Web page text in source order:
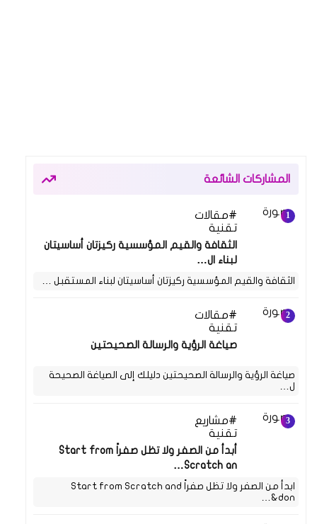
المشاركات الشائعة
مقالات
تقنية
الثقافة والقيم المؤسسية ركيزتان أساسيتان
لبناء ال…
الثقافة والقيم المؤسسية ركيزتان أساسيتان لبناء المستقبل …
مقالات
تقنية
صياغة الرؤية والرسالة الصحيحتين
صياغة الرؤية والرسالة الصحيحتين دليلك إلى الصياغة الصحيحة
ل…
مشاريع
تقنية
أبدأ من الصفر ولا تظل صفراً Start from
Scratch an…
ابدأ من الصفر ولا تظل صفراً Start from Scratch and
don&…